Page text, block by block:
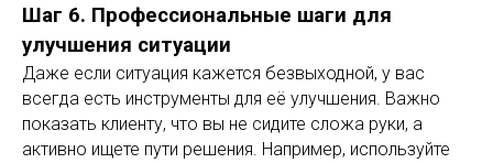
Шаг 6. Профессиональные шаги для
улучшения ситуации
Даже если ситуация кажется безвыходной, у вас
всегда есть инструменты для её улучшения. Важно
показать клиенту, что вы не сидите сложа руки, а
активно ищете пути решения. Например, используйте